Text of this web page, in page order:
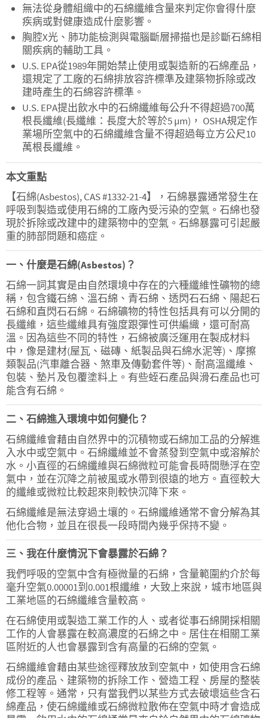
無法從身體組織中的石綿纖維含量來判定你會得什麼
疾病或對健康造成什麼影響。
胸腔X光、肺功能檢測與電腦斷層掃描也是診斷石綿相
關疾病的輔助工具。
U.S. EPA從1989年開始禁止使用或製造新的石綿產品，
還規定了工廠的石綿排放容許標準及建築物拆除或改
建時產生的石綿容許標準。
U.S. EPA提出飲水中的石綿纖維每公升不得超過700萬
根長纖維(長纖維：長度大於等於5 µm)， OSHA規定作
業場所空氣中的石綿纖維含量不得超過每立方公尺10
萬根長纖維。
本文重點
【石綿(Asbestos), CAS #1332-21-4】，石綿暴露通常發生在
呼吸到製造或使用石綿的工廠內受污染的空氣。石綿也發
現於拆除或改建中的建築物中的空氣。石綿暴露可引起嚴
重的肺部問題和癌症。
一、什麼是石綿(Asbestos)？
石綿一詞其實是由自然環境中存在的六種纖維性礦物的總
稱，包含鐵石綿、溫石綿、青石綿、透閃石石綿、陽起石
石綿和直閃石石綿。石綿礦物的特性包括具有可以分開的
長纖維，這些纖維具有強度跟彈性可供編織，還可耐高
溫。因為這些不同的特性，石綿被廣泛運用在製成材料
中，像是建材(屋瓦、磁磚、紙製品與石綿水泥等)、摩擦
類製品(汽車離合器、煞車及傳動套件等)、耐高溫纖維、
包裝、墊片及包覆塗料上。有些蛭石產品與滑石產品也可
能含有石綿。
二、石綿進入環境中如何變化？
石綿纖維會藉由自然界中的沉積物或石綿加工品的分解進
入水中或空氣中。石綿纖維並不會蒸發到空氣中或溶解於
水。小直徑的石綿纖維與石綿微粒可能會長時間懸浮在空
氣中，並在沉降之前被風或水帶到很遠的地方。直徑較大
的纖維或微粒比較起來則較快沉降下來。
石綿纖維是無法穿過土壤的。石綿纖維通常不會分解為其
他化合物，並且在很長一段時間內幾乎保持不變。
三、我在什麼情況下會暴露於石綿？
我們呼吸的空氣中含有極微量的石綿，含量範圍約介於每
毫升空氣0.00001到0.001根纖維，大致上來說，城市地區與
工業地區的石綿纖維含量較高。
在石綿使用或製造工業工作的人、或者從事石綿開採相關
工作的人會暴露在較高濃度的石綿之中。居住在相關工業
區附近的人也會暴露到含有高量的石綿的空氣。
石綿纖維會藉由某些途徑釋放放到空氣中，如使用含石綿
成份的產品、建築物的拆除工作、營造工程、房屋的整裝
修工程等。通常，只有當我們以某些方式去破壞這些含石
綿產品，使石綿纖維或石綿微粒散佈在空氣中時才會造成